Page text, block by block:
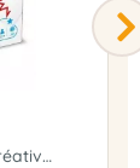
Une seule limite : votre créativité!